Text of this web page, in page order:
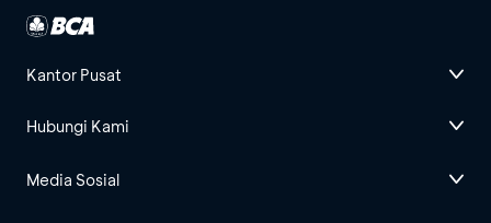
Kantor Pusat
Hubungi Kami
Media Sosial